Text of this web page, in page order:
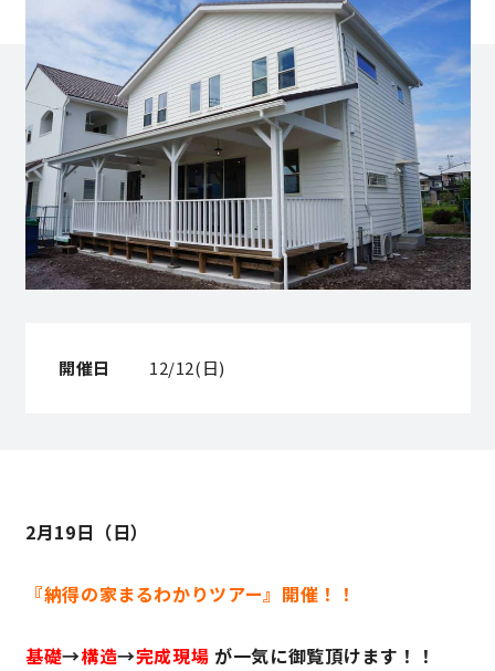
営業時間／10:00～20:00 定休日／年末年始
タップで電話をかける
来店・見学予約
OWNER’S SITE オーナーズサイト
開催日 12/12(日)
2月19日（日）
『納得の家まるわかりツアー』開催！！
基礎→構造→完成現場 が一気に御覧頂けます！！